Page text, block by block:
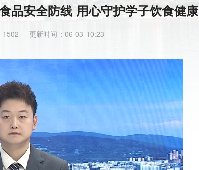
品安全防线 用心守护学子饮食健康
1502 更新时间：06-03 10:23